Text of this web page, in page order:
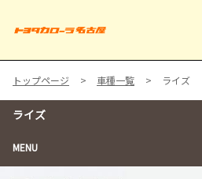
トップページ 車種一覧 ライズ
ライズ
MENU